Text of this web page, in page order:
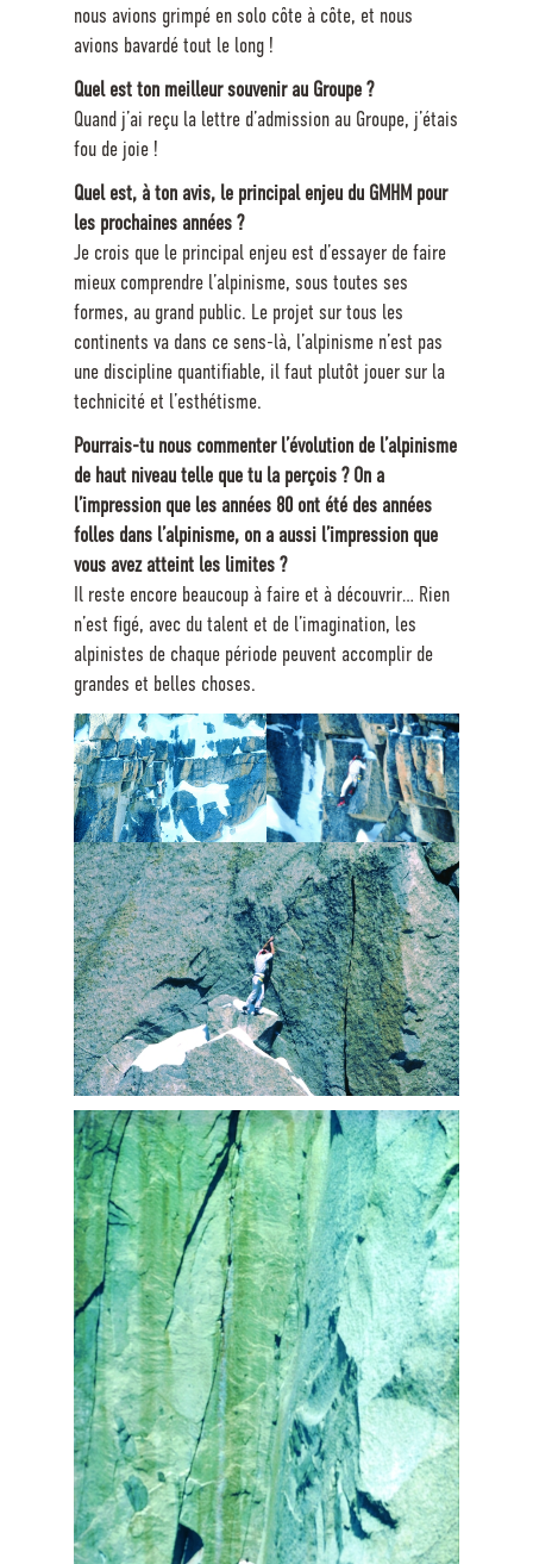
nous avions grimpé en solo côte à côte, et nous
avions bavardé tout le long !
Quel est ton meilleur souvenir au Groupe ?
Quand j’ai reçu la lettre d’admission au Groupe, j’étais
fou de joie !
Quel est, à ton avis, le principal enjeu du GMHM pour
les prochaines années ?
Je crois que le principal enjeu est d’essayer de faire
mieux comprendre l’alpinisme, sous toutes ses
formes, au grand public. Le projet sur tous les
continents va dans ce sens-là, l’alpinisme n’est pas
une discipline quantifiable, il faut plutôt jouer sur la
technicité et l’esthétisme.
Pourrais-tu nous commenter l’évolution de l’alpinisme
de haut niveau telle que tu la perçois ? On a
l’impression que les années 80 ont été des années
folles dans l’alpinisme, on a aussi l’impression que
vous avez atteint les limites ?
Il reste encore beaucoup à faire et à découvrir… Rien
n’est figé, avec du talent et de l’imagination, les
alpinistes de chaque période peuvent accomplir de
grandes et belles choses.